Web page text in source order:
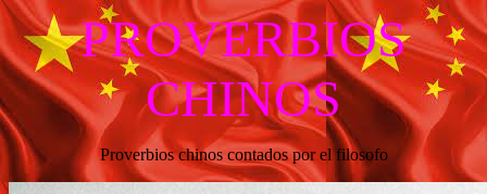
PROVERBIOS
CHINOS
Proverbios chinos contados por el filosofo